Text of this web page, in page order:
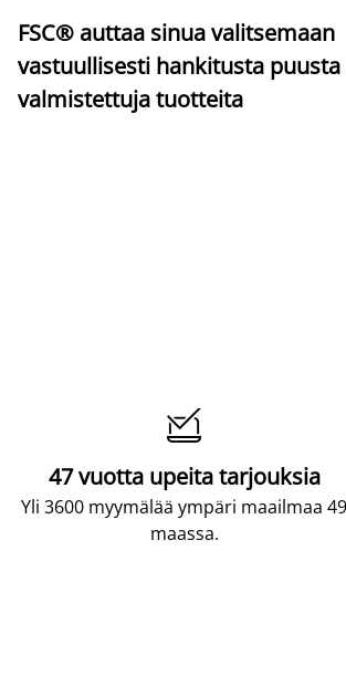
FSC® auttaa sinua valitsemaan
vastuullisesti hankitusta puusta
valmistettuja tuotteita

47 vuotta upeita tarjouksia
Yli 3600 myymälää ympäri maailmaa 49
maassa.